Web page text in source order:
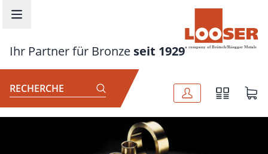
Ihr Partner für Bronze seit 1929
RECHERCHE